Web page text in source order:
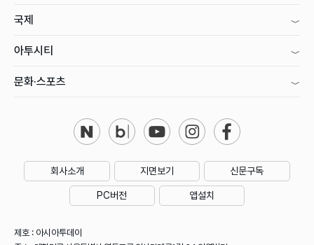
국제
아투시티
문화·스포츠
회사소개 지면보기 신문구독
PC버전 앱설치
제호 : 아시아투데이